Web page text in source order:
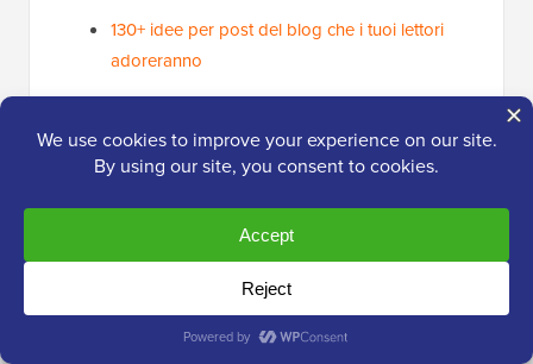
130+ idee per post del blog che i tuoi lettori
adoreranno
50 tipi di argomenti per blogche hanno
dimostrato di funzionare
Come scrivere un ottimo post del blog
(struttura + esempi)
Come creare un piano di contenuti efficace
Utilizzo anche la ricerca per parole chiave per trovare